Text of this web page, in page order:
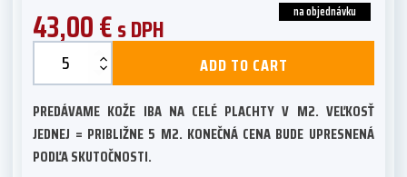
na objednávku
43,00€s DPH
Nevada
quantity
ADD TO CART
PREDÁVAME KOŽE IBA NA CELÉ PLACHTY V M2. VEĽKOSŤ
JEDNEJ = PRIBLIŽNE 5 M2. KONEČNÁ CENA BUDE UPRESNENÁ
PODĽA SKUTOČNOSTI.